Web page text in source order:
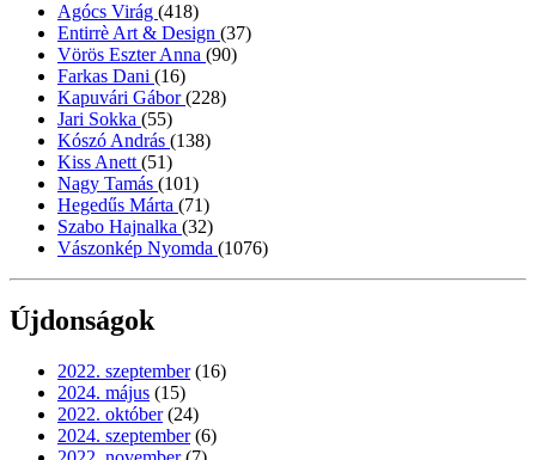
Agócs Virág (418)
Entirrè Art & Design (37)
Vörös Eszter Anna (90)
Farkas Dani (16)
Kapuvári Gábor(228)
Jari Sokka (55)
Kószó András (138)
Kiss Anett (51)
Nagy Tamás (101)
Hegedűs Márta (71)
Szabo Hajnalka (32)
Vászonkép Nyomda (1076)
Újdonságok
2022. szeptember (16)
2024. május (15)
2022. október (24)
2024. szeptember (6)